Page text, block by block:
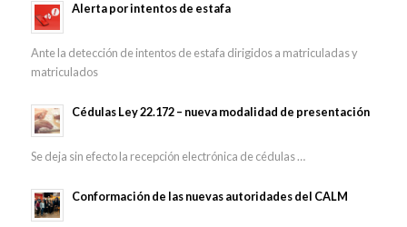
Alerta por intentos de estafa
Ante la detección de intentos de estafa dirigidos a matriculadas y
matriculados
Cédulas Ley 22.172 – nueva modalidad de presentación
Se deja sin efecto la recepción electrónica de cédulas …
Conformación de las nuevas autoridades del CALM